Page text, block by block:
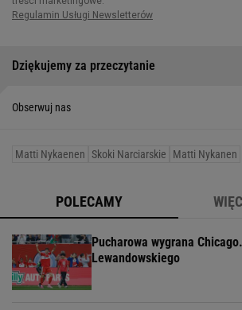
Dziękujemy za przeczytanie
Obserwuj nas
Matti Nykaenen Skoki Narciarskie Matti Nykanen
POLECAMY
Pucharowa wygrana
Lewandowskiego